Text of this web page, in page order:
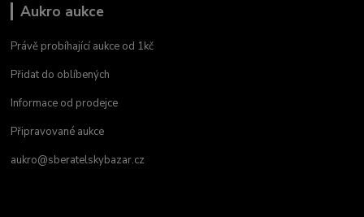
Aukro aukce
Právě probíhající aukce od 1kč
Přidat do oblíbených
Informace od prodejce
Připravované aukce
aukro@sberatelskybazar.cz